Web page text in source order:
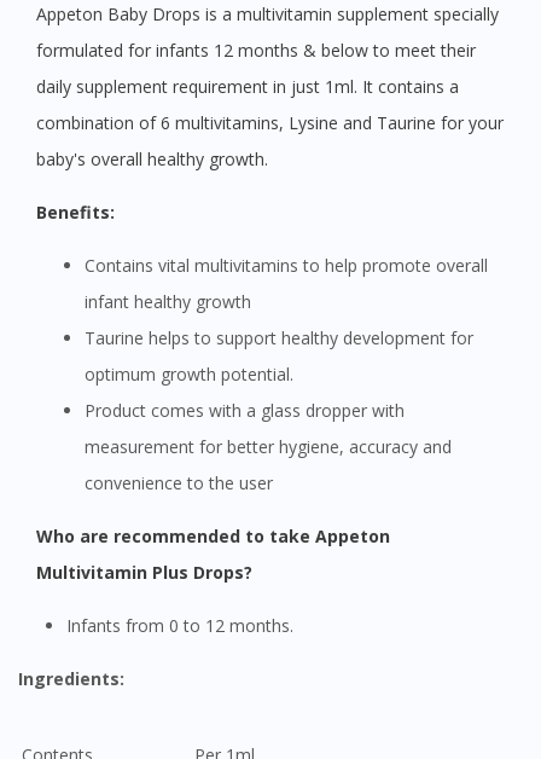
Appeton Baby Drops is a multivitamin supplement specially
formulated for infants 12 months & below to meet their
daily supplement requirement in just 1ml. It contains a
combination of 6 multivitamins, Lysine and Taurine for your
baby's overall healthy growth.
Benefits:
Contains vital multivitamins to help promote overall
infant healthy growth
Taurine helps to support healthy development for
optimum growth potential.
Product comes with a glass dropper with
measurement for better hygiene, accuracy and
convenience to the user
Who are recommended to take Appeton
Multivitamin Plus Drops?
Infants from 0 to 12 months.
Ingredients: